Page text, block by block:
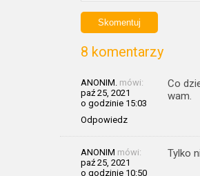
8 komentarzy
ANONIM. mówi:
paź 25, 2021
o godzinie 15:03
Odpowiedz
Co
wam.
ANONIM mówi:
paź 25, 2021
o godzinie 10:50
Tylko